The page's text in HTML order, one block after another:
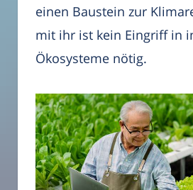
einen Baustein zur
mit ihr ist kein Eingriff in
Ökosysteme nötig.